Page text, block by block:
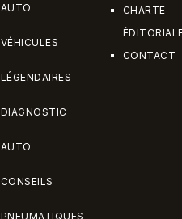
AUTO
VÉHICULES
LÉGENDAIRES
DIAGNOSTIC
AUTO
CONSEILS
PNEUMATIQUES
CHARTE
CONTACT